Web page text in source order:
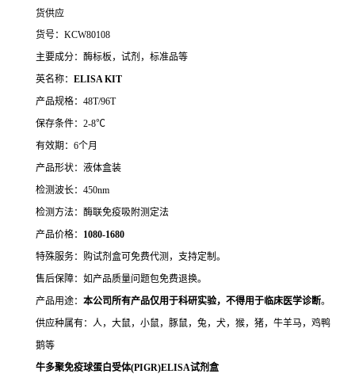
货供应
货号：KCW80108
主要成分：酶标板，试剂，标准品等
英名称： ELISA KIT
产品规格：48T/96T
保存条件：2-8℃
有效期：6个月
产品形状：液体盒装
检测波长：450nm
检测方法：酶联免疫吸附测定法
产品价格： 1080-1680
特殊服务：购试剂盒可免费代测，支持定制。
售后保障：如产品质量问题包免费退换。
产品用途： 本公司所有产品仅用于科研实验，不得用于临床医学诊断。
供应种属有：人，大鼠，小鼠，豚鼠，兔，犬，猴，猪，牛羊马，鸡鸭
鹅等
牛多聚免疫球蛋白受体(PIGR)ELISA试剂盒